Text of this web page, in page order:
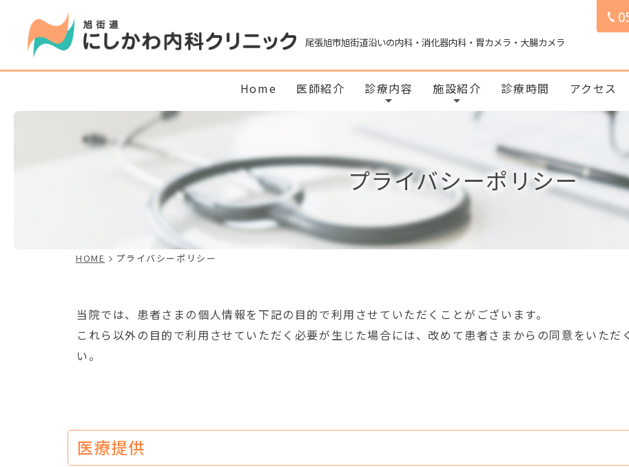
尾張旭市旭街道沿いの内科・消化器内科・胃カメラ・大腸カメラ
Home 医師紹介 診療内容 施設紹介 診療時間 アクセス
プライバシーポリシー
HOME プライバシーポリシー
当院では、患者さまの個人情報を下記の目的で利用させていただくことがございます。
これら以外の目的で利用させていただく必要が生じた場合には、改めて患者さまからの同意をいただ
い。
医療提供